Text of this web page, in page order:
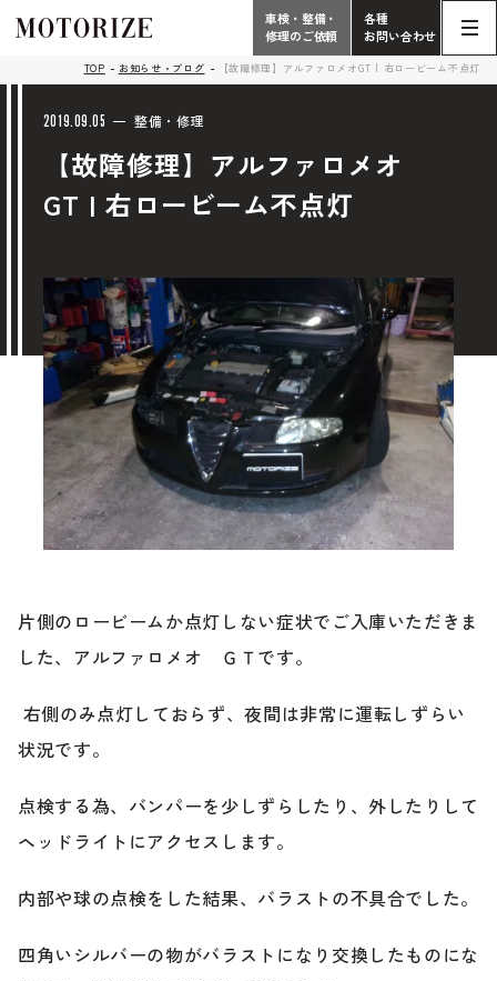
こだわり
中古車販売・在庫車情報
車検・整備・修理のご依頼
中古車探しのご依頼/その他
お問い合わせフォーム
ブランド紹介
ブログ
ケータハム岐阜
プライバシーポリシー
Phone
電話受付時間 10:00 - 18:30（月曜定休）
タップで電話がかかります
お問い合わせ総合
058-247-8001
タップで電話がかかります
Contact Form
24時間受付対応の
その他のお問い合わせ
中古車探しのご依頼・レンタカーのご相談
Contact
車検・整備・
修理のご依頼
各種
お問い合わせ
TOP お知らせ・ブログ 【故障修理】アルファロメオGT | 右ロービーム不点灯
2019.09.05 整備・修理
【故障修理】アルファロメオ
GT | 右ロービーム不点灯
片側のロービームか点灯しない症状でご入庫いただきま
した、 アルファロメオ ＧＴです。
右側のみ点灯しておらず、夜間は非常に運転しずらい
状況です。
点検する為、バンパーを少しずらしたり、外したりして
ヘッドライトにアクセス します。
内部や球の点検をした結果、バラストの不具合でした。
四角いシルバーの物がバラストになり交換したものにな